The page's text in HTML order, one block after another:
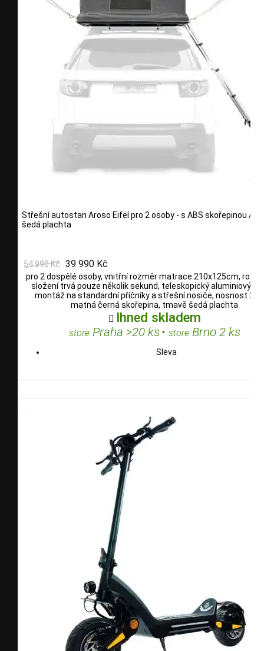
Střešní autostan Aroso Eifel pro 2 osoby - s ABS skořepinou /
šedá plachta
54 990 Kč 39 990 Kč
pro 2 dospělé osoby, vnitřní rozměr matrace 210x125cm,
složení trvá pouze několik sekund, teleskopický aluminiový
montáž na standardní příčníky a střešní nosiče, nosnost
matná černá skořepina, tmavě šedá plachta
 Ihned skladem
storePraha >20 ks• storeBrno 2 ks
Sleva